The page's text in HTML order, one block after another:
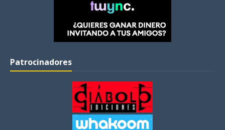
Patrocinadores